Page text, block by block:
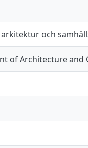
och
of Architecture and